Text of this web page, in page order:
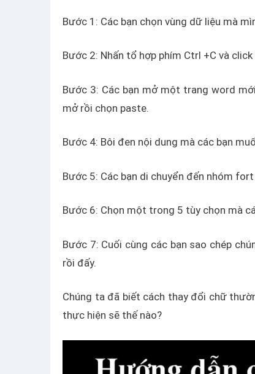
Bước 1: Các bạn chọn vùng dữ liệu mà
Bước 2: Nhấn tổ hợp phím Ctrl +C và
Bước 3: Các bạn mở một trang word
mở rồi chọn paste.
Bước 4: Bôi đen nội dung mà các bạn
Bước 5: Các bạn di chuyển đến nhóm
Bước 6: Chọn một trong 5 tùy chọn mà
Bước 7: Cuối cùng các bạn sao chép
rồi đấy.
Chúng ta đã biết cách thay đổi chữ
thực hiện sẽ thế nào?